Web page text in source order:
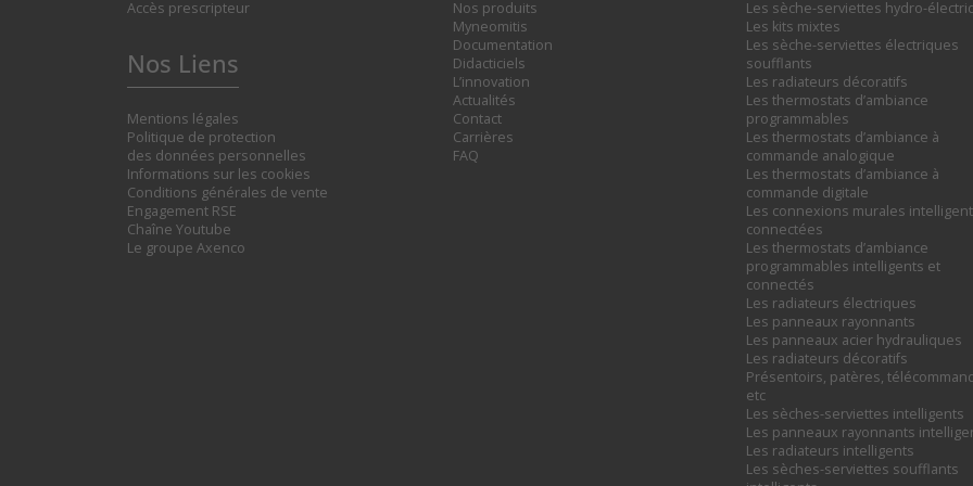
Accès prescripteur
Nos Liens
Mentions légales
Politique de protection
des données personnelles
Informations sur les cookies
Conditions générales de vente
Engagement RSE
Chaîne Youtube
Le groupe Axenco
Nos produits
Myneomitis
Documentation
Didacticiels
L’innovation
Actualités
Contact
Carrières
FAQ
Les sèche-serviettes hydro-
Les kits mixtes
Les sèche-serviettes électriques
soufflants
Les radiateurs décoratifs
Les thermostats d’ambiance
programmables
Les thermostats d’ambiance à
commande analogique
Les thermostats d’ambiance à
commande digitale
Les connexions murales
connectées
Les thermostats d’ambiance
programmables intelligents et
connectés
Les radiateurs électriques
Les panneaux rayonnants
Les panneaux acier hydrauliques
Les radiateurs décoratifs
Présentoirs, patères,
etc
Les sèches-serviettes intelligents
Les panneaux rayonnants
Les radiateurs intelligents
Les sèches-serviettes soufflants